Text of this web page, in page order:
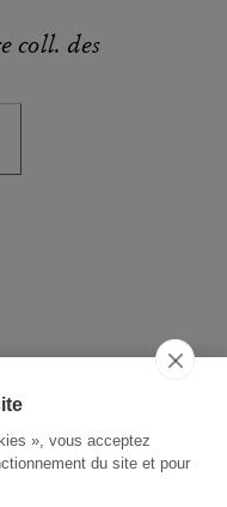
», vous acceptez
du site et pour
coll. des